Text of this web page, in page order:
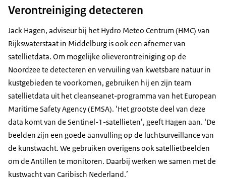
Verontreiniging detecteren
Jack Hagen, adviseur bij het Hydro Meteo Centrum (HMC) van
Rijkswaterstaat in Middelburg is ook een afnemer van
satellietdata. Om mogelijke olieverontreiniging op de
Noordzee te detecteren en vervuiling van kwetsbare natuur in
kustgebieden te voorkomen, gebruiken hij en zijn team
satellietdata uit het cleanseanet-programma van het European
Maritime Safety Agency (EMSA). ‘Het grootste deel van deze
data komt van de Sentinel-1-satellieten’, geeft Hagen aan. ‘De
beelden zijn een goede aanvulling op de luchtsurveillance van
de kunstwacht. We gebruiken overigens ook satellietbeelden
om de Antillen te monitoren. Daarbij werken we samen met de
kustwacht van Caribisch Nederland.’